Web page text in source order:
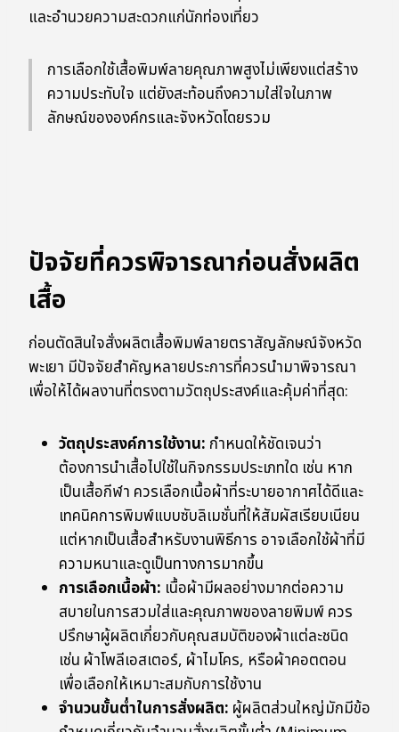
และอำนวยความสะดวกแก่นักท่องเที่ยว
การเลือกใช้เสื้อพิมพ์ลายคุณภาพสูงไม่เพียงแต่สร้าง
ความประทับใจ แต่ยังสะท้อนถึงความใส่ใจในภาพ
ลักษณ์ขององค์กรและจังหวัดโดยรวม
ปัจจัยที่ควรพิจารณาก่อนสั่งผลิต
เสื้อ
ก่อนตัดสินใจสั่งผลิตเสื้อพิมพ์ลายตราสัญลักษณ์จังหวัด
พะเยา มีปัจจัยสำคัญหลายประการที่ควรนำมาพิจารณา
เพื่อให้ได้ผลงานที่ตรงตามวัตถุประสงค์และคุ้มค่าที่สุด:
วัตถุประสงค์การใช้งาน: กำหนดให้ชัดเจนว่า
ต้องการนำเสื้อไปใช้ในกิจกรรมประเภทใด เช่น หาก
เป็นเสื้อกีฬา ควรเลือกเนื้อผ้าที่ระบายอากาศได้ดีและ
เทคนิคการพิมพ์แบบซับลิเมชั่นที่ให้สัมผัสเรียบเนียน
แต่หากเป็นเสื้อสำหรับงานพิธีการ อาจเลือกใช้ผ้าที่มี
ความหนาและดูเป็นทางการมากขึ้น
การเลือกเนื้อผ้า: เนื้อผ้ามีผลอย่างมากต่อความ
สบายในการสวมใส่และคุณภาพของลายพิมพ์ ควร
ปรึกษาผู้ผลิตเกี่ยวกับคุณสมบัติของผ้าแต่ละชนิด
เช่น ผ้าโพลีเอสเตอร์, ผ้าไมโคร, หรือผ้าคอตตอน
เพื่อเลือกให้เหมาะสมกับการใช้งาน
จำนวนขั้นต่ำในการสั่งผลิต: ผู้ผลิตส่วนใหญ่มักมีข้อ